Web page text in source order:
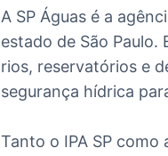
A SP Águas é a
estado de São Paulo.
rios, reservatórios e
segurança hídrica
Tanto o IPA SP como